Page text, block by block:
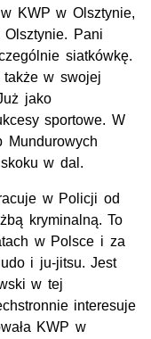
KWP w Olsztynie,
Pani
siatkówkę.
w swojej
jako
sportowe. W
Mundurowych
w dal.
w Policji od
kryminalną. To
w Polsce i za
i ju-jitsu. Jest
w tej
interesuje
KWP w